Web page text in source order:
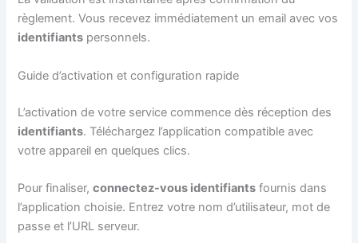
règlement. Vous recevez immédiatement un email avec vos
identifiants personnels.
Guide d’activation et configuration rapide
L’activation de votre service commence dès réception des
identifiants. Téléchargez l’application compatible avec
votre appareil en quelques clics.
Pour finaliser,connectez-vous identifiants fournis dans
l’application choisie. Entrez votre nom d’utilisateur, mot de
passe et l’URL serveur.